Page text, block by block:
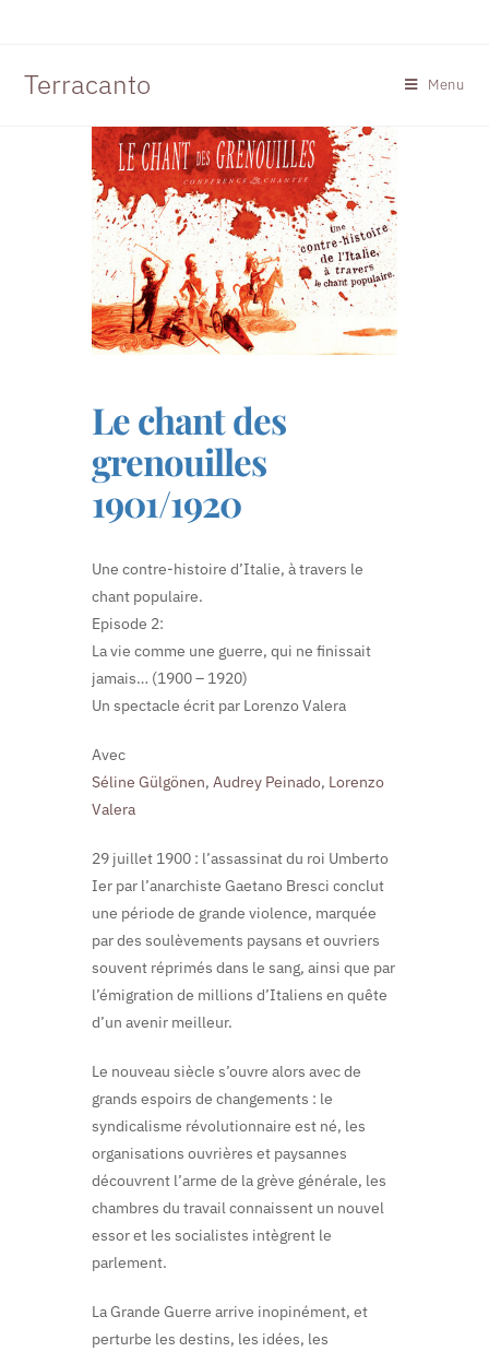
Terracanto Menu
Le chant des
grenouilles
1901/1920
Une contre-histoire d’Italie, à travers le
chant populaire.
Episode 2:
La vie comme une guerre, qui ne finissait
jamais… (1900 – 1920)
Un spectacle écrit par Lorenzo Valera
Avec
Séline Gülgönen, Audrey Peinado, Lorenzo
Valera
29 juillet 1900 : l’assassinat du roi Umberto
Ier par l’anarchiste Gaetano Bresci conclut
une période de grande violence, marquée
par des soulèvements paysans et ouvriers
souvent réprimés dans le sang, ainsi que par
l’émigration de millions d’Italiens en quête
d’un avenir meilleur.
Le nouveau siècle s’ouvre alors avec de
grands espoirs de changements : le
syndicalisme révolutionnaire est né, les
organisations ouvrières et paysannes
découvrent l’arme de la grève générale, les
chambres du travail connaissent un nouvel
essor et les socialistes intègrent le
parlement.
La Grande Guerre arrive inopinément, et
perturbe les destins, les idées, les